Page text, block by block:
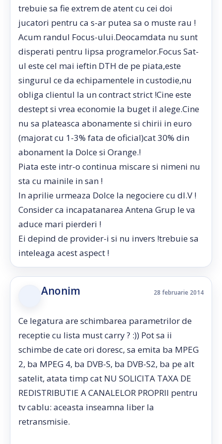
trebuie sa fie extrem de atent cu cei doi
jucatori pentru ca s-ar putea sa o muste rau !
Acum randul Focus-ului.Deocamdata nu sunt
disperati pentru lipsa programelor.Focus Sat-
ul este cel mai ieftin DTH de pe piata,este
singurul ce da echipamentele in custodie,nu
obliga clientul la un contract strict !Cine este
destept si vrea economie la buget il alege.Cine
nu sa plateasca abonamente si chirii in euro
(majorat cu 1-3% fata de oficial)cat 30% din
abonament la Dolce si Orange.!
Piata este intr-o continua miscare si nimeni nu
sta cu mainile in san !
In aprilie urmeaza Dolce la negociere cu dl.V !
Consider ca incapatanarea Antena Grup le va
aduce mari pierderi !
Ei depind de provider-i si nu invers !trebuie sa
inteleaga acest aspect !
Anonim 28 februarie 2014
Ce legatura are schimbarea parametrilor de
receptie cu lista must carry ? :)) Pot sa ii
schimbe de cate ori doresc, sa emita ba MPEG
2, ba MPEG 4, ba DVB-S, ba DVB-S2, ba pe alt
satelit, atata timp cat NU SOLICITA TAXA DE
REDISTRIBUTIE A CANALELOR PROPRII pentru
tv cablu: aceasta inseamna liber la
retransmisie.